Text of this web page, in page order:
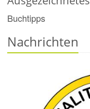
Buchtipps
Nachrichten